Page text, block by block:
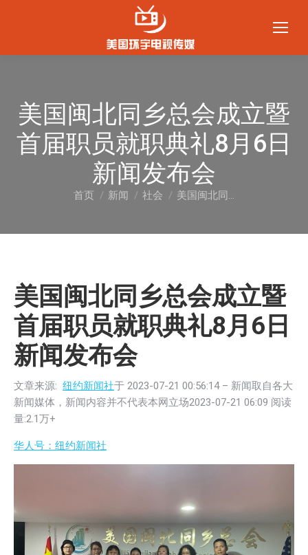
美国闽北同乡总会成立暨
首届职员就职典礼8月6日
新闻发布会
您在这里：
首页 新闻 社会 美国闽北同…
美国闽北同乡总会成立暨
首届职员就职典礼8月6日
新闻发布会
文章来源: 纽约新闻社于 2023-07-21 00:56:14– 新闻取自各大
新闻媒体，新闻内容并不代表本网立场2023-07-21 06:09 阅读
量:2.1万+
华人号：纽约新闻社